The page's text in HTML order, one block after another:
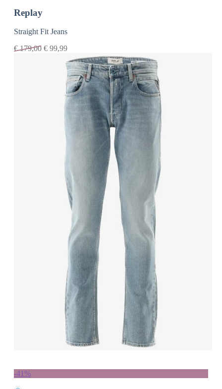
Replay
Straight Fit Jeans
€179,00 € 99,99
-41%